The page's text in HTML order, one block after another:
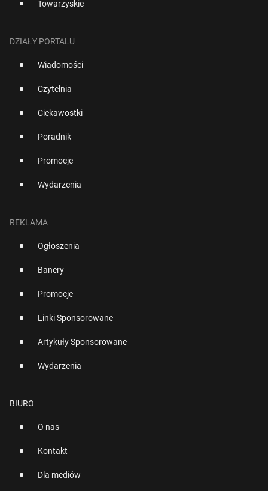
Towarzyskie
DZIAŁY PORTALU
Wiadomości
Czytelnia
Ciekawostki
Poradnik
Promocje
Wydarzenia
REKLAMA
Ogłoszenia
Banery
Promocje
Linki Sponsorowane
Artykuły Sponsorowane
Wydarzenia
BIURO
O nas
Kontakt
Dla mediów